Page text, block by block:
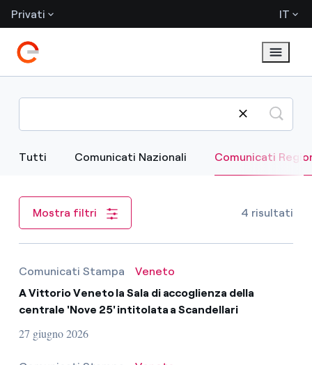
Privati IT
Tutti Comunicati Nazionali Comunicati
Mostra filtri 4 risultati
Comunicati Stampa
Veneto
A Vittorio Veneto la Sala di accoglienza della
centrale 'Nove 25' intitolata a Scandellari
27 giugno 2026